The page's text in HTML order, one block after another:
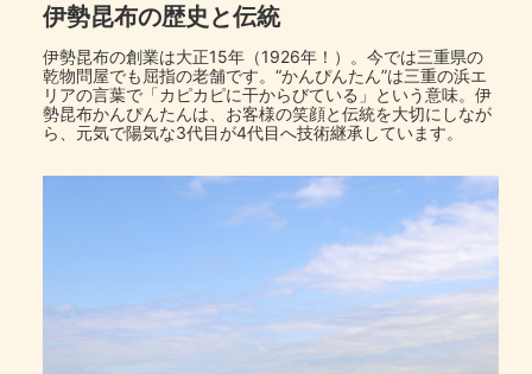
伊勢昆布の歴史と伝統
伊勢昆布の創業は大正15年（1926年！）。今では三重県の
乾物問屋でも屈指の老舗です。“かんぴんたん”は三重の浜エ
リアの言葉で「カピカピに干からびている」という意味。伊
勢昆布かんぴんたんは、お客様の笑顔と伝統を大切にしなが
ら、元気で陽気な3代目が4代目へ技術継承しています。